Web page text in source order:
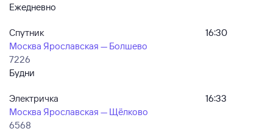
Ежедневно
Спутник
Москва Ярославская — Болшево
7226
Будни
16:30
Электричка
Москва Ярославская — Щёлково
6568
16:33